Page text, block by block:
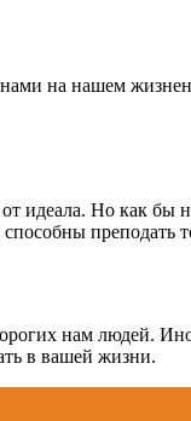
нами на нашем
идеала. Но как бы
преподать
нам людей.
в вашей жизни.